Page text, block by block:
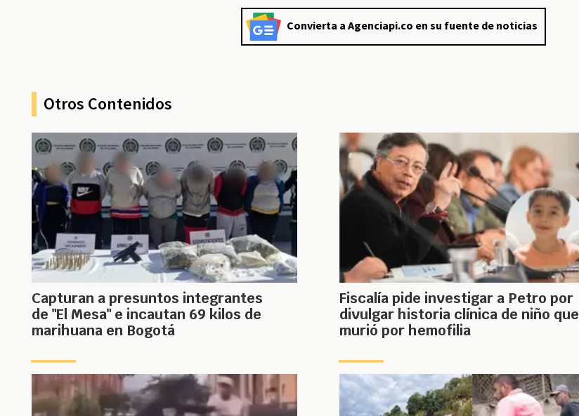
Convierta a Agenciapi.co en su fuente de noticias
Otros Contenidos
Capturan a presuntos integrantes
de "El Mesa" e incautan 69 kilos de
marihuana en Bogotá
Fiscalía pide investigar a Petro por
divulgar historia clínica de niño que
murió por hemofilia